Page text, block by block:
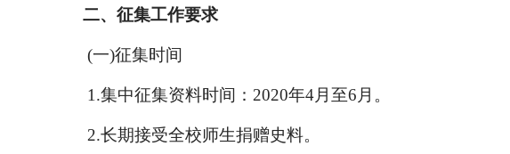
二、征集工作要求
(一)征集时间
1.集中征集资料时间：2020年4月至6月。
2.长期接受全校师生捐赠史料。